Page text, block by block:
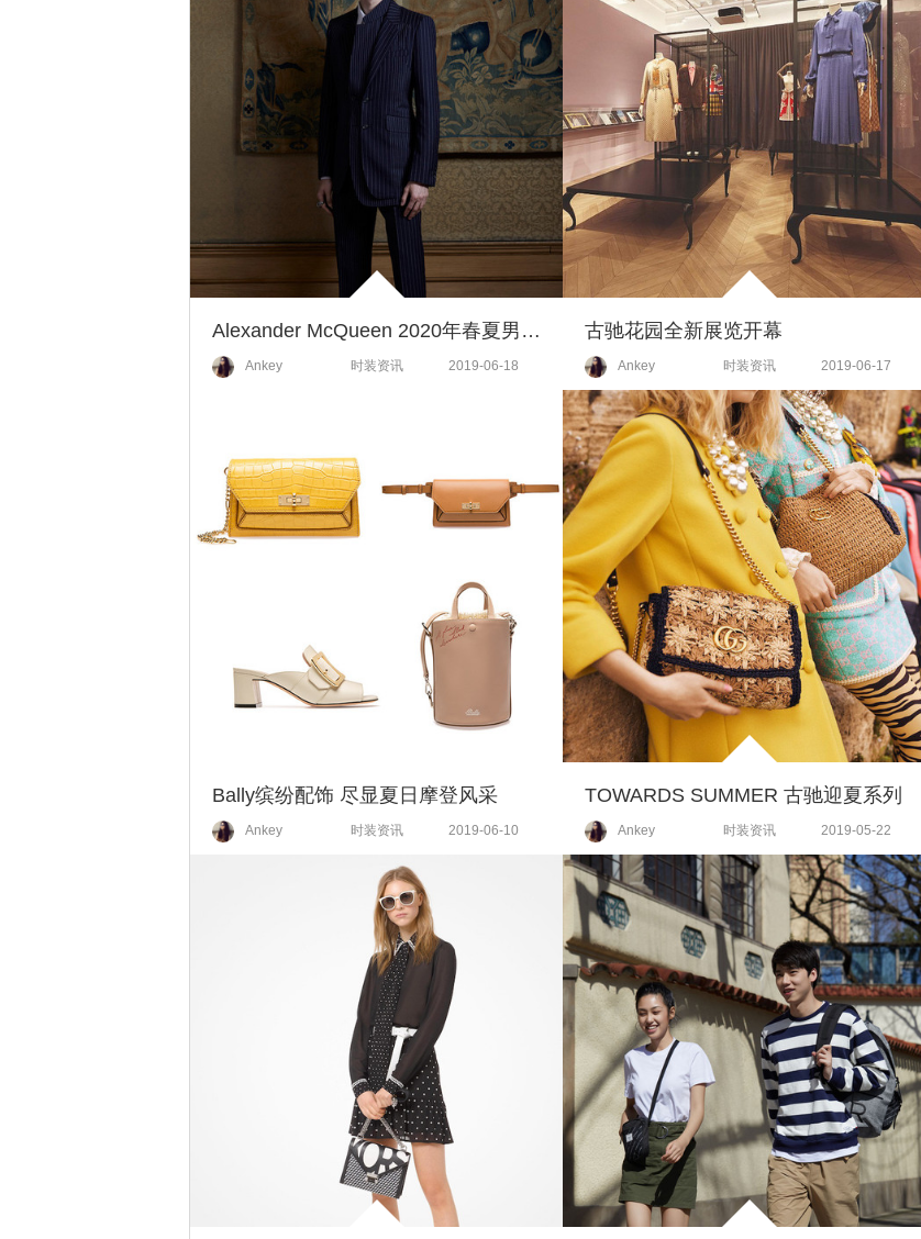
Alexander McQueen 2020年春夏男装系列
Ankey 时装资讯 2019-06-18
古驰花园全新展览开幕
Ankey 时装资讯 2019-06-17
Bally缤纷配饰 尽显夏日摩登风采
Ankey 时装资讯 2019-06-10
TOWARDS SUMMER 古驰迎夏系列
Ankey 时装资讯 2019-05-22